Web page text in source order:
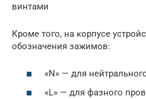
винтами
Кроме того, на корпусе
обозначения зажимов:
«N» — для
«L» — для фазного